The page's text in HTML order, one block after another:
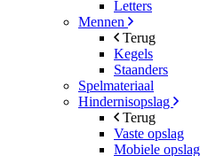
Letters
Mennen
Terug
Kegels
Staanders
Spelmateriaal
Hindernisopslag
Terug
Vaste opslag
Mobiele opslag